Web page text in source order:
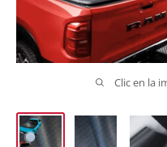
Clic en la